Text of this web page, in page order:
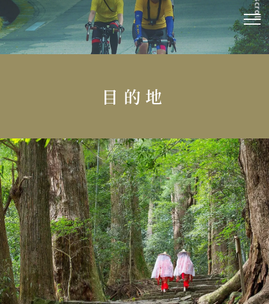
scroll
目的地